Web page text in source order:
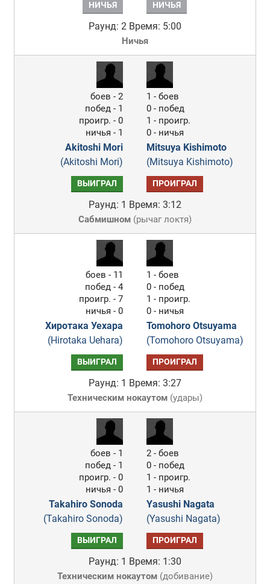
НИЧЬЯ НИЧЬЯ
Раунд: 2 Время: 5:00
Ничья
боев - 2
побед - 1
проигр. - 0
ничья - 1
Akitoshi Mori
(Akitoshi Mori)
1 - боев
0 - побед
1 - проигр.
0 - ничья
Mitsuya Kishimoto
(Mitsuya Kishimoto)
ВЫИГРАЛ ПРОИГРАЛ
Раунд: 1 Время: 3:12
Сабмишном(рычаг локтя)
боев - 11
побед - 4
проигр. - 7
ничья - 0
Хиротака Уехара
(Hirotaka Uehara)
1 - боев
0 - побед
1 - проигр.
0 - ничья
Tomohoro Otsuyama
(Tomohoro Otsuyama)
ВЫИГРАЛ ПРОИГРАЛ
Раунд: 1 Время: 3:27
Техническим нокаутом(удары)
боев - 1
побед - 1
проигр. - 0
ничья - 0
Takahiro Sonoda
(Takahiro Sonoda)
2 - боев
0 - побед
1 - проигр.
1 - ничья
Yasushi Nagata
(Yasushi Nagata)
ВЫИГРАЛ ПРОИГРАЛ
Раунд: 1 Время: 1:30
Техническим нокаутом(добивание)